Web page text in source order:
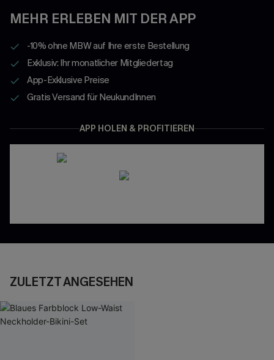
MEHR ERLEBEN MIT DER APP
-10% ohne MBW auf Ihre erste Bestellung
Exklusiv: Ihr monatlicher Mitgliedertag
App-Exklusive Preise
Gratis Versand für NeukundInnen
APP HOLEN & PROFITIEREN
ZULETZT ANGESEHEN